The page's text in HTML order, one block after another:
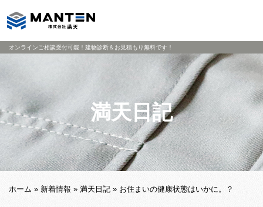
オンラインご相談受付可能！建物診断＆お見積もり無料です！
満天日記
ホーム » 新着情報 » 満天日記 » お住まいの健康状態はいかに。？